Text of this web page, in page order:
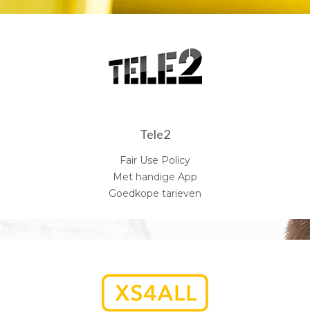
Tele2
Fair Use Policy
Met handige App
Goedkope tarieven